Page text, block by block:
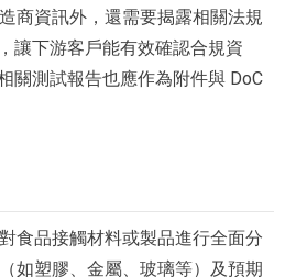
商資訊外，還需要揭露相關法規
讓下游客戶能有效確認合規資
關測試報告也應作為附件與 DoC
食品接觸材料或製品進行全面分
如塑膠、金屬、玻璃等）及預期